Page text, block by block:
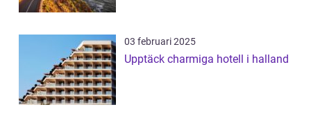
03 februari 2025
Upptäck charmiga hotell i halland